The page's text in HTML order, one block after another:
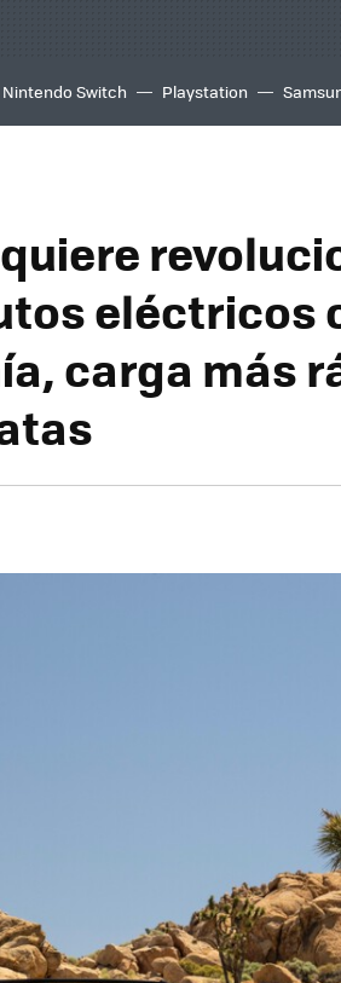
Nintendo Switch Playstation
eléctricos
carga más